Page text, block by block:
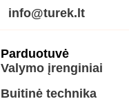
info@turek.lt
Parduotuvė
Valymo įrenginiai
Buitinė technika